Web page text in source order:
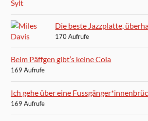
Die beste Jazzplatte,
170 Aufrufe
Beim Päffgen gibt’s keine Cola
169 Aufrufe
Ich gehe über eine
169 Aufrufe